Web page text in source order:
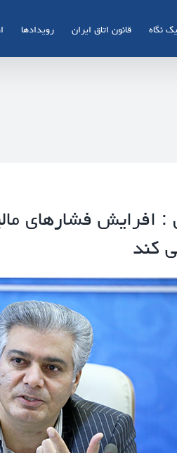
نگاه قانون اتاق ایران رویدادها
افرایش فشارهای
کند